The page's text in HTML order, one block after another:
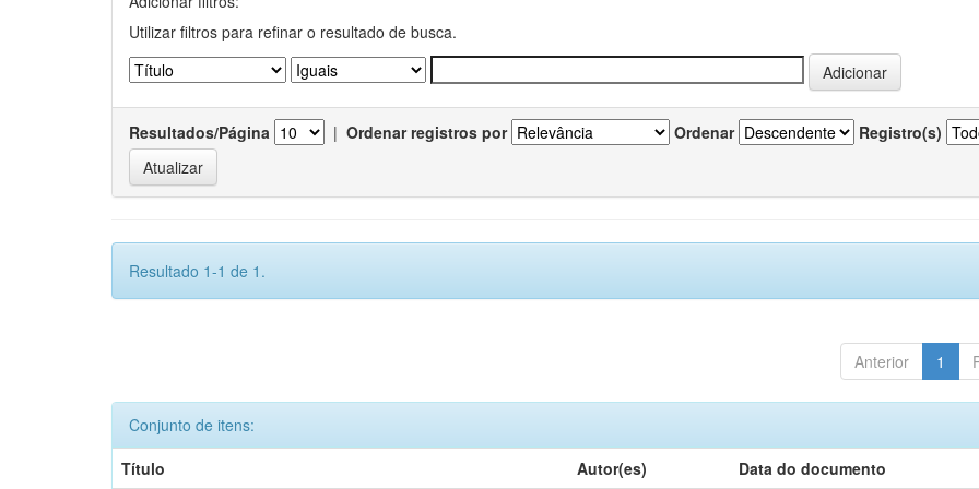
Utilizar filtros para refinar o resultado de busca.
Resultados/Página | Ordenar registros por Ordenar Registro(s)
Resultado 1-1 de 1.
Anterior 1
Conjunto de itens:
Título
Autor(es) Data do documento